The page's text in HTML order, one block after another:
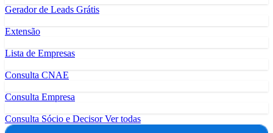
Gerador de Leads Grátis
Extensão
Lista de Empresas
Consulta CNAE
Consulta Empresa
Consulta Sócio e DecisorVer todas